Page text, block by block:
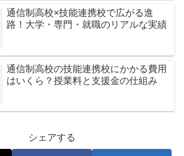
通信制高校×技能連携校で広がる進
路！大学・専門・就職のリアルな実績
通信制高校の技能連携校にかかる費用
はいくら？授業料と支援金の仕組み
シェアする